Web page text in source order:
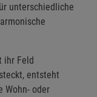
unterschiedliche
ihr Feld
entsteht
Wohn- oder